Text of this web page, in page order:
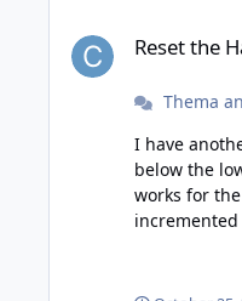
Reset the
Thema
I have another problem that is
below the low threshold, the
works for the shown signal. For some reason though, that does not work